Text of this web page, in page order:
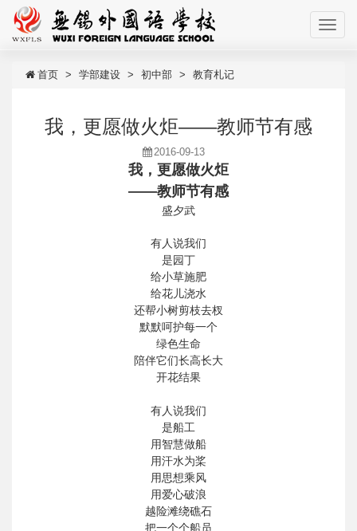
首页 学部建设 初中部 教育札记
我，更愿做火炬——教师节有感
2016-09-13
我，更愿做火炬
——教师节有感
盛夕武
有人说我们
是园丁
给小草施肥
给花儿浇水
还帮小树剪枝去杈
默默呵护每一个
绿色生命
陪伴它们长高长大
开花结果
有人说我们
是船工
用智慧做船
用汗水为桨
用思想乘风
用爱心破浪
越险滩绕礁石
把一个个船员